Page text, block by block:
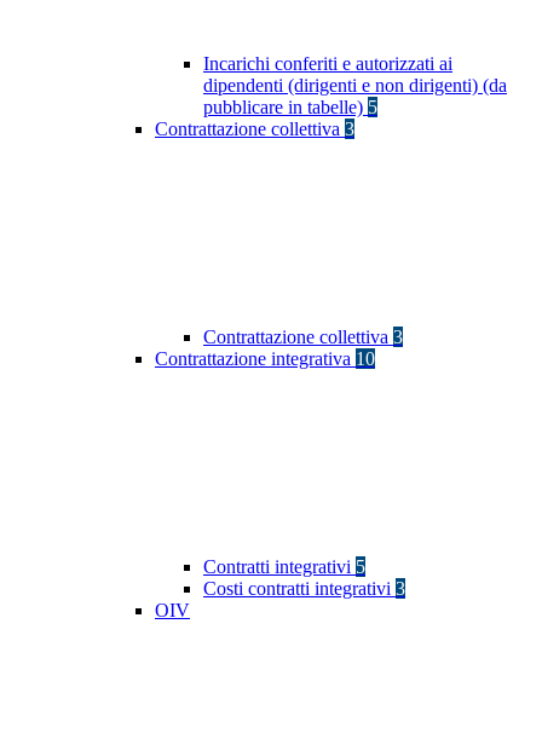
Incarichi conferiti e autorizzati ai
dipendenti (dirigenti e non dirigenti) (da
pubblicare in tabelle) 5
Contrattazione collettiva 3
Contrattazione collettiva 3
Contrattazione integrativa 10
Contratti integrativi 5
Costi contratti integrativi 3
OIV